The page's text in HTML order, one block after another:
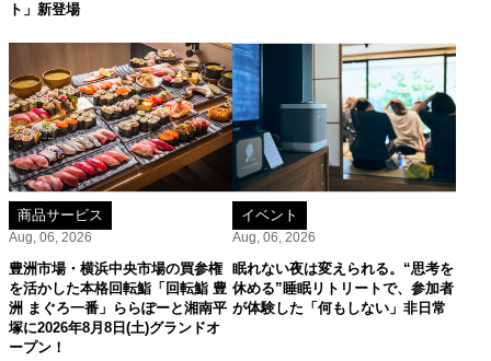
ト」新登場
商品サービス
Aug, 06, 2026
豊洲市場・横浜中央市場の買参権
を活かした本格回転鮨「回転鮨 豊
洲 まぐろ一番」ららぽーと湘南平
塚に2026年8月8日(土)グランドオ
ープン！
イベント
Aug, 06, 2026
眠れない夜は変えられる。“思考を
休める”睡眠リトリートで、参加者
が体験した「何もしない」非日常